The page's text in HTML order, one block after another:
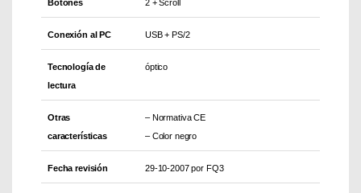
Botones 2 + Scroll
Conexión al PC USB + PS/2
Tecnología de
lectura
óptico
Otras
características
– Normativa CE
– Color negro
Fecha revisión 29-10-2007 por FQ3